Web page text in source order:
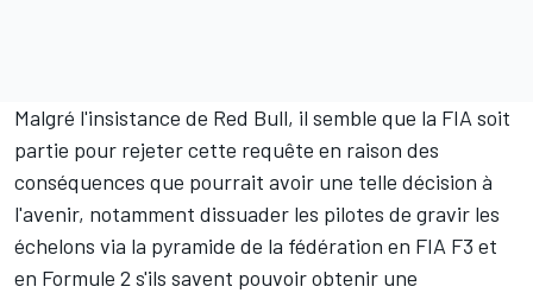
Malgré l'insistance de Red Bull, il semble que la FIA soit
partie pour rejeter cette requête en raison des
conséquences que pourrait avoir une telle décision à
l'avenir, notamment dissuader les pilotes de gravir les
échelons via la pyramide de la fédération en FIA F3 et
en Formule 2 s'ils savent pouvoir obtenir une